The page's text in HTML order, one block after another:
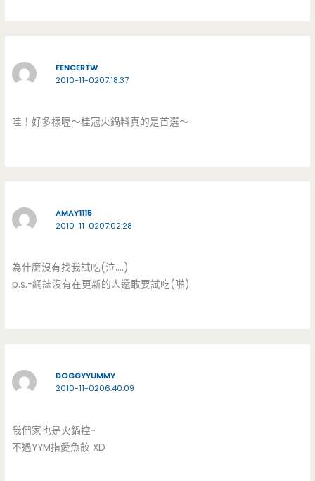
FENCERTW
2010-11-0207:18:37
哇！好多樣喔～桂冠火鍋料真的是首選～
AMAY1115
2010-11-0207:02:28
為什麼沒有找我試吃(泣….)
p.s.-網誌沒有在更新的人還敢要試吃(啪)
DOGGYYUMMY
2010-11-0206:40:09
我們家也是火鍋控~
不過YYM指愛魚餃 XD